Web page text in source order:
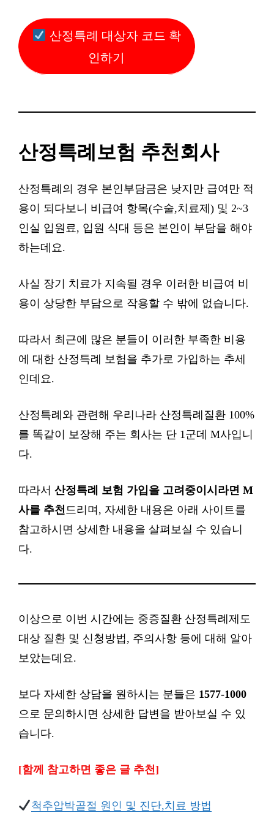
산정특례 대상자 코드 확
인하기
산정특례보험 추천회사
산정특례의 경우 본인부담금은 낮지만 급여만 적
용이 되다보니 비급여 항목(수술,치료제) 및 2~3
인실 입원료, 입원 식대 등은 본인이 부담을 해야
하는데요.
사실 장기 치료가 지속될 경우 이러한 비급여 비
용이 상당한 부담으로 작용할 수 밖에 없습니다.
따라서 최근에 많은 분들이 이러한 부족한 비용
에 대한 산정특례 보험을 추가로 가입하는 추세
인데요.
산정특례와 관련해 우리나라 산정특례질환 100%
를 똑같이 보장해 주는 회사는 단 1군데 M사입니
다.
따라서 산정특례 보험 가입을 고려중이시라면 M
사를 추천드리며, 자세한 내용은 아래 사이트를
참고하시면 상세한 내용을 살펴보실 수 있습니
다.
이상으로 이번 시간에는 중증질환 산정특례제도
대상 질환 및 신청방법, 주의사항 등에 대해 알아
보았는데요.
보다 자세한 상담을 원하시는 분들은 1577-1000
으로 문의하시면 상세한 답변을 받아보실 수 있
습니다.
[함께 참고하면 좋은 글 추천]
척추압박골절 원인 및 진단,치료 방법